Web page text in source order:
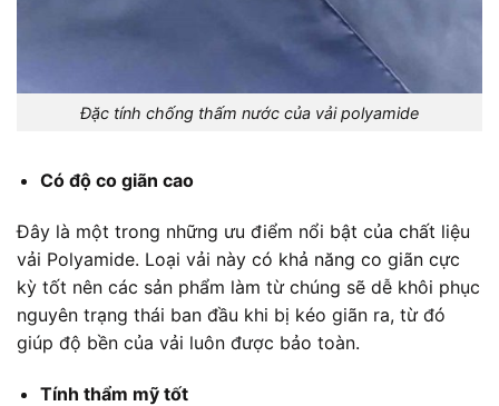
Đặc tính chống thấm nước của vải polyamide
Có độ co giãn cao
Đây là một trong những ưu điểm nổi bật của chất liệu
vải Polyamide. Loại vải này có khả năng co giãn cực
kỳ tốt nên các sản phẩm làm từ chúng sẽ dễ khôi phục
nguyên trạng thái ban đầu khi bị kéo giãn ra, từ đó
giúp độ bền của vải luôn được bảo toàn.
Tính thẩm mỹ tốt